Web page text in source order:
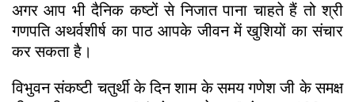
अगर आप भी दैनिक कष्टों से निजात पाना चाहते हैं तो श्री
गणपति अथर्वशीर्ष का पाठ आपके जीवन में खुशि‍यों का संचार
कर सकता है।
विभुवन संकष्टी चतुर्थी के दिन शाम के समय गणेश जी के समक्ष